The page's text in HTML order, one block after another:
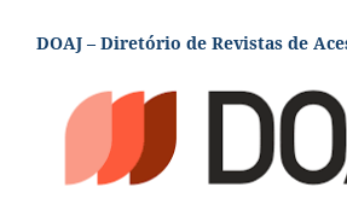
DOAJ – Diretório de Revistas de